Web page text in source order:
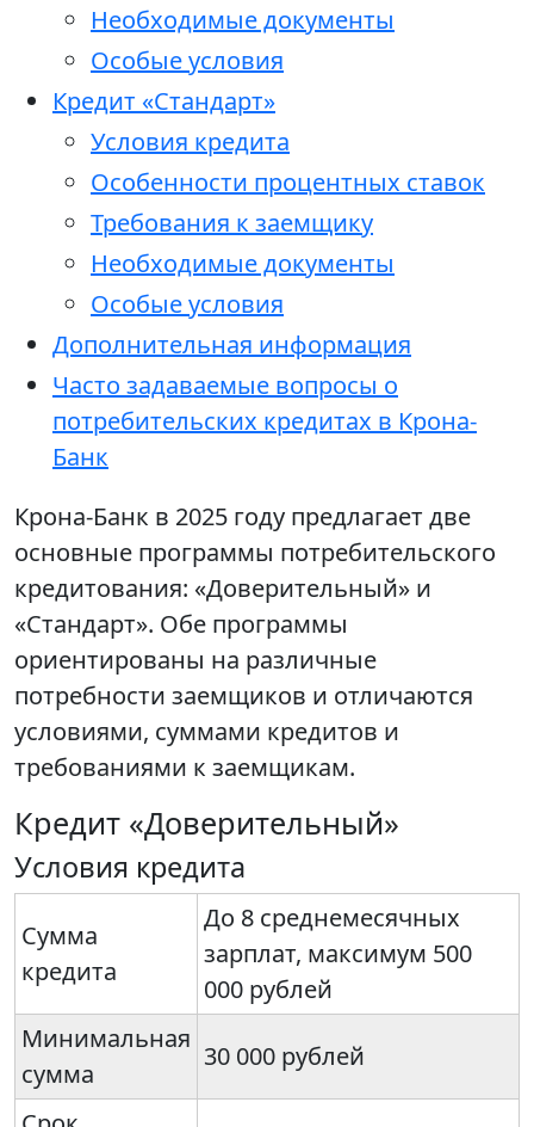
Необходимые документы
Особые условия
Кредит «Стандарт»
Условия кредита
Особенности процентных ставок
Требования к заемщику
Необходимые документы
Особые условия
Дополнительная информация
Часто задаваемые вопросы о
потребительских кредитах в Крона-
Банк
Крона-Банк в 2025 году предлагает две
основные программы потребительского
кредитования: «Доверительный» и
«Стандарт». Обе программы
ориентированы на различные
потребности заемщиков и отличаются
условиями, суммами кредитов и
требованиями к заемщикам.
Кредит «Доверительный»
Условия кредита
Сумма
кредита
До 8 среднемесячных
зарплат, максимум 500
000 рублей
Минимальная
сумма
30 000 рублей